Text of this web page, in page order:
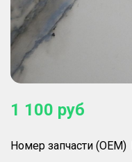
1 100 руб
Номер запчасти (OEM)